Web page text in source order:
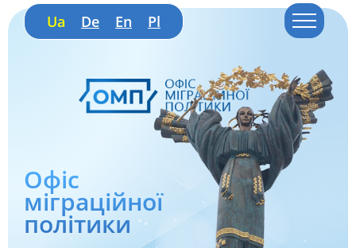
Ua De En Pl
Офіс
міграційної
політики